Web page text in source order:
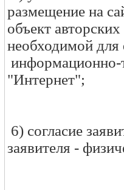
размещение на
объект
необходимой для
информационно-
"Интернет";
6) согласие
заявителя -